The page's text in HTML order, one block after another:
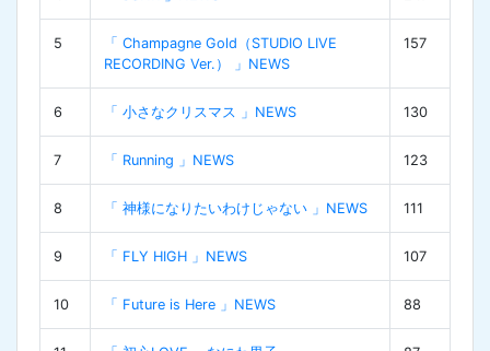
5
「 Champagne Gold（STUDIO LIVE
RECORDING Ver.） 」NEWS
157
6 「 小さなクリスマス 」NEWS 130
7 「 Running 」NEWS 123
8 「 神様になりたいわけじゃない 」NEWS 111
9 「 FLY HIGH 」NEWS 107
10 「 Future is Here 」NEWS 88